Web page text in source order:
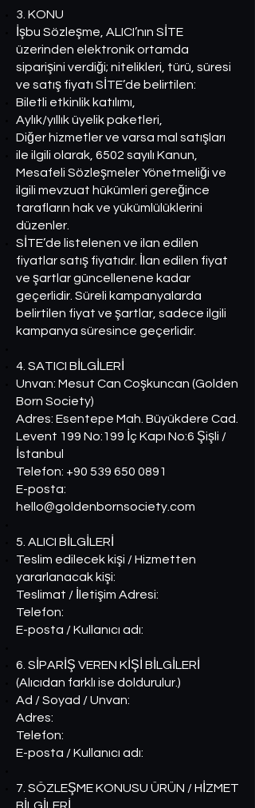
3. KONU
İşbu Sözleşme, ALICI’nın SİTE
üzerinden elektronik ortamda
siparişini verdiği; nitelikleri, türü, süresi
ve satış fiyatı SİTE’de belirtilen:
Biletli etkinlik katılımı,
Aylık/yıllık üyelik paketleri,
Diğer hizmetler ve varsa mal satışları
ile ilgili olarak, 6502 sayılı Kanun,
Mesafeli Sözleşmeler Yönetmeliği ve
ilgili mevzuat hükümleri gereğince
tarafların hak ve yükümlülüklerini
düzenler.
SİTE’de listelenen ve ilan edilen
fiyatlar satış fiyatıdır. İlan edilen fiyat
ve şartlar güncellenene kadar
geçerlidir. Süreli kampanyalarda
belirtilen fiyat ve şartlar, sadece ilgili
kampanya süresince geçerlidir.
4. SATICI BİLGİLERİ
Unvan: Mesut Can Coşkuncan (Golden
Born Society)
Adres: Esentepe Mah. Büyükdere Cad.
Levent 199 No:199 İç Kapı No:6 Şişli /
İstanbul
Telefon: +90 539 650 0891
E-posta:
hello@goldenbornsociety.com
5. ALICI BİLGİLERİ
Teslim edilecek kişi / Hizmetten
yararlanacak kişi:
Teslimat / İletişim Adresi:
Telefon:
E-posta / Kullanıcı adı:
6. SİPARİŞ VEREN KİŞİ BİLGİLERİ
(Alıcıdan farklı ise doldurulur.)
Ad / Soyad / Unvan:
Adres:
Telefon:
E-posta / Kullanıcı adı:
7. SÖZLEŞME KONUSU ÜRÜN / HİZMET